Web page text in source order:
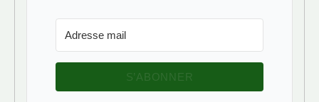
S’ABONNER